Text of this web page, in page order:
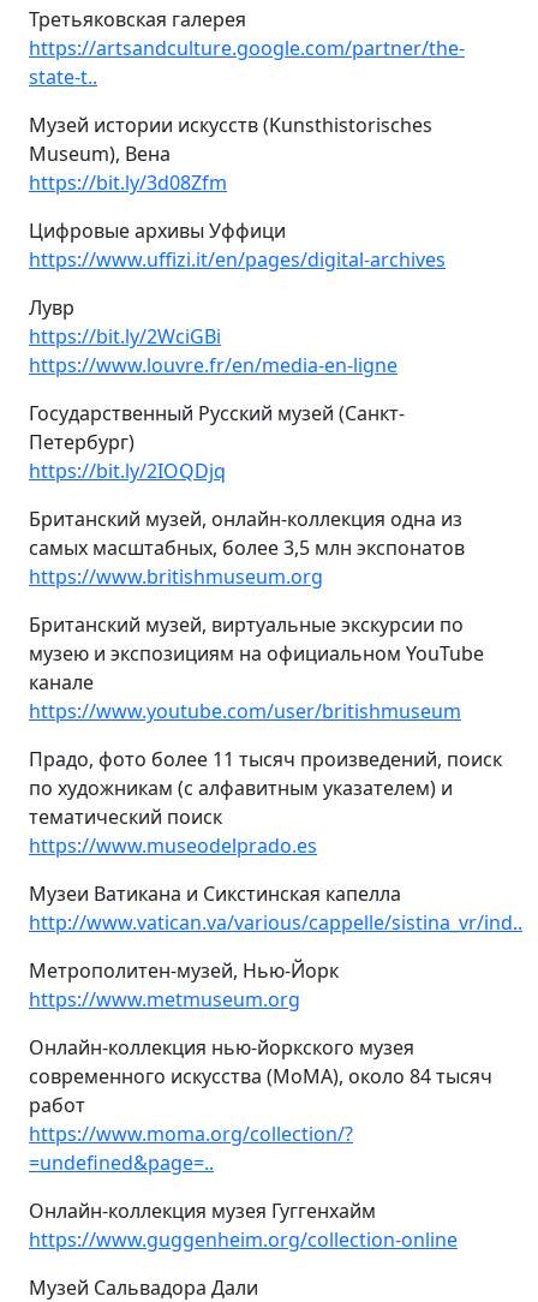
Третьяковская галерея
https://artsandculture.google.com/partner/the-
state-t..
Музей истории искусств (Kunsthistorisches
Museum), Вена
https://bit.ly/3d08Zfm
Цифровые архивы Уффици
https://www.uffizi.it/en/pages/digital-archives
Лувр
https://bit.ly/2WciGBi
https://www.louvre.fr/en/media-en-ligne
Государственный Русский музей (Санкт-
Петербург)
https://bit.ly/2IOQDjq
Британский музей, онлайн-коллекция одна из
самых масштабных, более 3,5 млн экспонатов
https://www.britishmuseum.org
Британский музей, виртуальные экскурсии по
музею и экспозициям на официальном YouTube
канале
https://www.youtube.com/user/britishmuseum
Прадо, фото более 11 тысяч произведений, поиск
по художникам (с алфавитным указателем) и
тематический поиск
https://www.museodelprado.es
Музеи Ватикана и Сикстинская капелла
http://www.vatican.va/various/cappelle/sistina_vr/ind..
Метрополитен-музей, Нью-Йорк
https://www.metmuseum.org
Онлайн-коллекция нью-йоркского музея
современного искусства (МоМА), около 84 тысяч
работ
https://www.moma.org/collection/?
=undefined&page=..
Онлайн-коллекция музея Гуггенхайм
https://www.guggenheim.org/collection-online
Музей Сальвадора Дали